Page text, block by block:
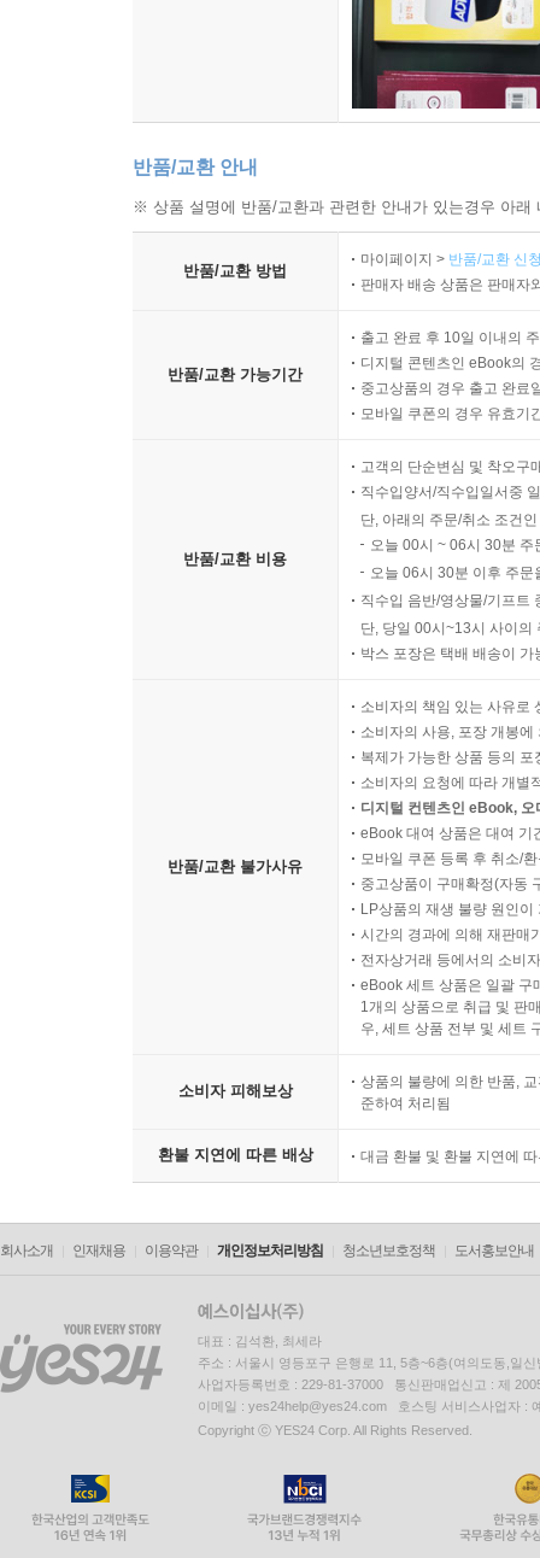
반품/교환 안내
※ 상품 설명에 반품/교환과 관련한 안내가 있는경우 아
반품/교환 방법
마이페이지 > 반품/교환 신
판매자 배송 상품은 판매자
반품/교환 가능기간
출고 완료 후 10일 이내의
디지털 콘텐츠인 eBook의
중고상품의 경우 출고 완료
모바일 쿠폰의 경우 유효기
반품/교환 비용
고객의 단순변심 및 착오구
직수입양서/직수입일서중
단, 아래의 주문/취소 조건
오늘 00시 ~ 06시 30분
오늘 06시 30분 이후 주
직수입 음반/영상물/기프트
단, 당일 00시~13시 사이의
박스 포장은 택배 배송이
반품/교환 불가사유
소비자의 책임 있는 사유로
소비자의 사용, 포장 개봉
복제가 가능한 상품 등의
소비자의 요청에 따라 개별
디지털 컨텐츠인 eBook,
eBook 대여 상품은 대여 기
모바일 쿠폰 등록 후 취소/
중고상품이 구매확정(자동
LP상품의 재생 불량 원인
시간의 경과에 의해 재판매
전자상거래 등에서의 소비
eBook 세트 상품은 일괄 구
1개의 상품으로 취급 및 판
우, 세트 상품 전부 및 세트
소비자 피해보상
상품의 불량에 의한 반품,
준하여 처리됨
환불 지연에 따른 배상 대금 환불 및 환불 지연에
회사소개 인재채용 이용약관 개인정보처리방침 청소년보호정책 도서홍보안내
대표 : 김석환, 최세라
주소 : 서울시 영등포구 은행로 11, 5층~6층(여의도동,일신
사업자등록번호 : 229-81-37000 통신판매업신고 : 제
이메일 : yes24help@yes24.com 호스팅 서비스사업자 :
Copyright ⓒ YES24 Corp. All Rights Reserved.